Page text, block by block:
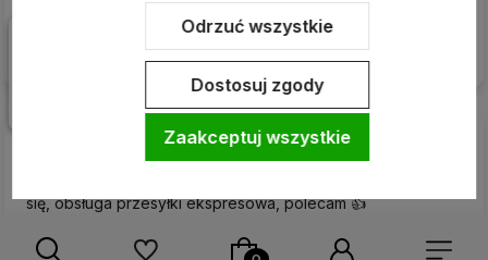
Komentarz sklepu
się, obsługa przesyłki ekspresowa, polecam 👍️
Odrzuć wszystkie
Dostosuj zgody
Zaakceptuj wszystkie